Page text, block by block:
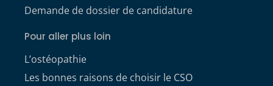
Demande de dossier de candidature
Pour aller plus loin
L’ostéopathie
Les bonnes raisons de choisir le CSO